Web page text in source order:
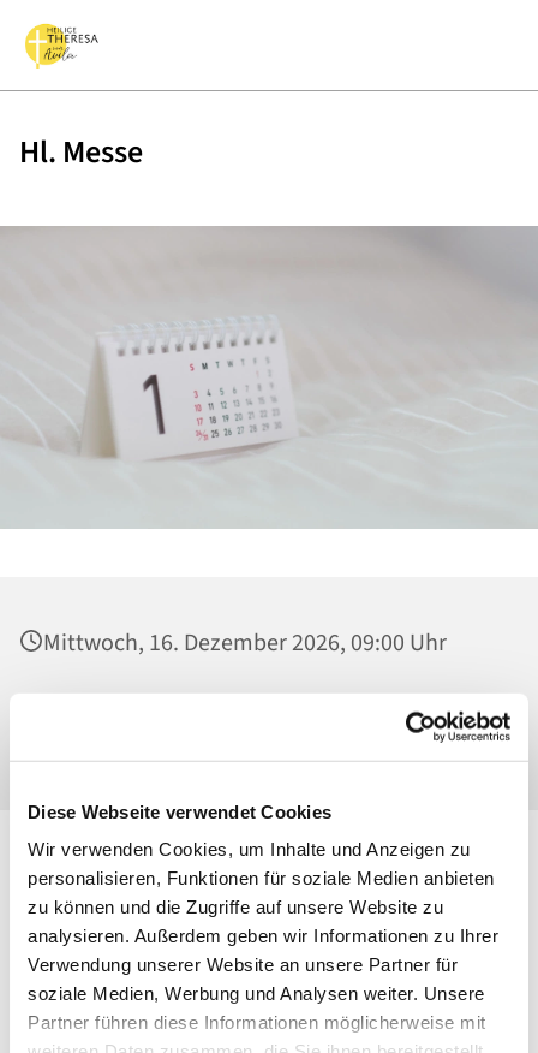
Diese Webseite verwendet Cookies
Wir verwenden Cookies, um Inhalte und Anzeigen zu
personalisieren, Funktionen für soziale Medien anbieten
zu können und die Zugriffe auf unsere Website zu
analysieren. Außerdem geben wir Informationen zu Ihrer
Verwendung unserer Website an unsere Partner für
soziale Medien, Werbung und Analysen weiter. Unsere
Partner führen diese Informationen möglicherweise mit
Hl. Messe
Mittwoch, 16. Dezember 2026, 09:00 Uhr
Heilig Kreuz, Werktagskapelle, Malchower